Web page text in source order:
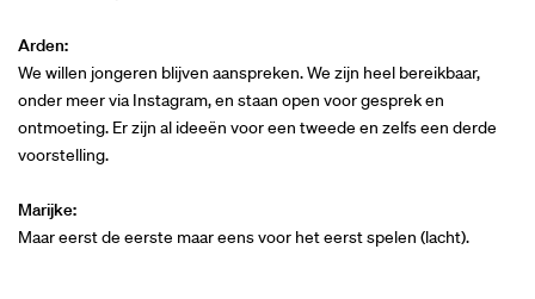
Arden:
We willen jongeren blijven aanspreken. We zijn heel bereikbaar,
onder meer via Instagram, en staan open voor gesprek en
ontmoeting. Er zijn al ideeën voor een tweede en zelfs een derde
voorstelling.
Marijke:
Maar eerst de eerste maar eens voor het eerst spelen (lacht).